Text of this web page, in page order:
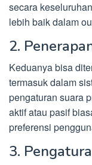
secara
lebih baik dalam
2.
Keduanya bisa
termasuk dalam
pengaturan suara
aktif atau pasif
preferensi
3.